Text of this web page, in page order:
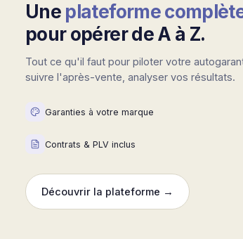
Une plateforme
pour opérer de A à Z.
Tout ce qu'il faut pour piloter votre
suivre l'après-vente, analyser vos résultats.
Garanties à votre marque
Contrats & PLV inclus
Découvrir la plateforme →